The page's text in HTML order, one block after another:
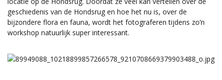
geschiedenis van de Hondsrug en hoe het nu is, over de
bijzondere flora en fauna, wordt het fotograferen tijdens zo’n
workshop natuurlijk super interessant.